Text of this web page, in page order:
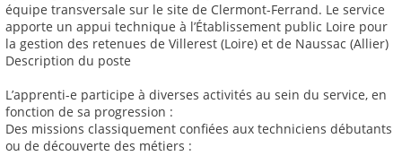
équipe transversale sur le site de Clermont-Ferrand. Le service
apporte un appui technique à l’Établissement public Loire pour
la gestion des retenues de Villerest (Loire) et de Naussac (Allier)
Description du poste
L’apprenti-e participe à diverses activités au sein du service, en
fonction de sa progression :
Des missions classiquement confiées aux techniciens débutants
ou de découverte des métiers :